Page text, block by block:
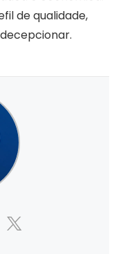
de qualidade,